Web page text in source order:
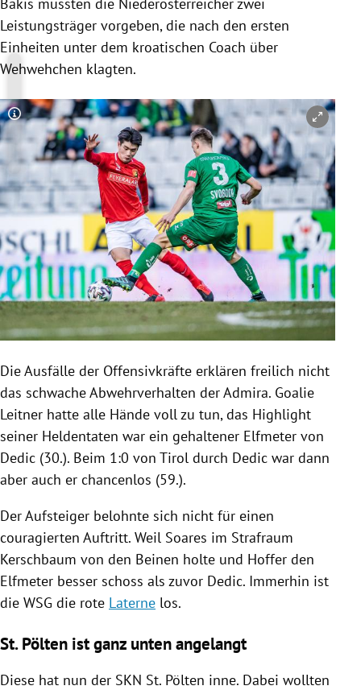
Leistungsträger vorgeben, die nach den ersten
Einheiten unter dem kroatischen Coach über
Wehwehchen klagten.
Copyright-Hinweis öffnen/schließen
Die Ausfälle der Offensivkräfte erklären freilich nicht
das schwache Abwehrverhalten derAdmira. Goalie
Leitner hatte alle Hände voll zu tun, das Highlight
seiner Heldentaten war ein gehaltener Elfmeter von
Dedic (30.). Beim 1:0 von Tirol durch Dedic war dann
aber auch er chancenlos (59.).
Der Aufsteiger belohnte sich nicht für einen
couragierten Auftritt. Weil Soares im Strafraum
Kerschbaum von den Beinen holte und Hoffer den
Elfmeter besser schoss als zuvor Dedic. Immerhin ist
die WSG die rote Laterne los.
St. Pölten ist ganz unten angelangt
Diese hat nun der SKN St. Pölten inne. Dabei wollten